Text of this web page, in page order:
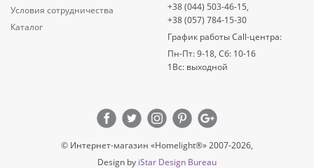
Условия сотрудничества
Каталог
+38 (044) 503-46-15,
+38 (057) 784-15-30
График работы Call-центра:
Пн-Пт: 9-18, Сб: 10-16
1Вс: выходной
© Интернет-магазин «Homelight®» 2007-2026,
Design by iStar Design Bureau